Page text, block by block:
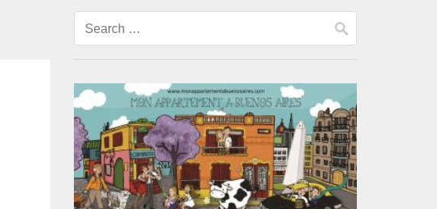
Search
for: